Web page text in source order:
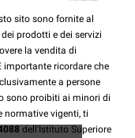
sito sono fornite al
prodotti e dei servizi
la vendita di
importante ricordare che
a persone
sono proibiti ai minori di
normative vigenti, ti
dell'Istituto Superiore